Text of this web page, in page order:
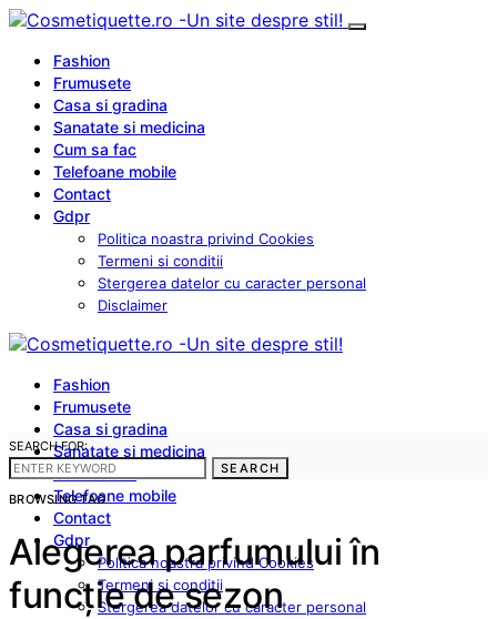
Fashion
Frumusete
Casa si gradina
Sanatate si medicina
Cum sa fac
Telefoane mobile
Contact
Gdpr
Politica noastra privind Cookies
Termeni si conditii
Stergerea datelor cu caracter personal
Disclaimer
Fashion
Frumusete
Casa si gradina
Sanatate si medicina
Cum sa fac
Telefoane mobile
Contact
Gdpr
Politica noastra privind Cookies
Termeni si conditii
Stergerea datelor cu caracter personal
SEARCH FOR:
SEARCH
BROWSING TAG
Alegerea parfumului în
funcție de sezon